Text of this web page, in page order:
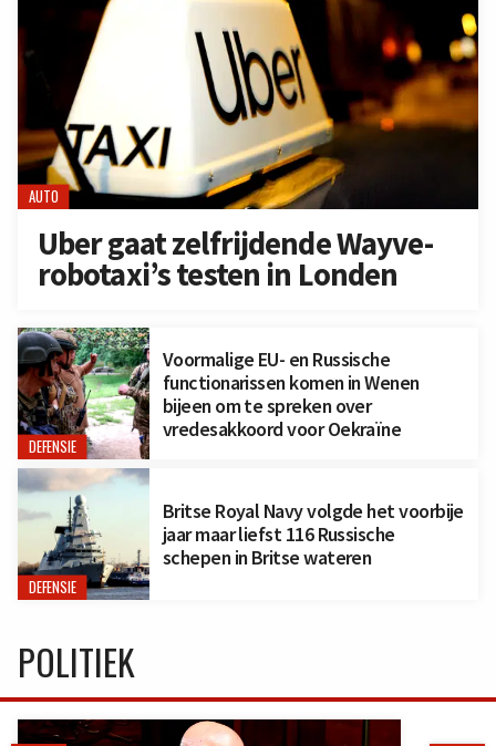
AUTO
Uber gaat zelfrijdende Wayve-
robotaxi’s testen in Londen
DEFENSIE
Voormalige EU- en Russische
functionarissen komen in Wenen
bijeen om te spreken over
vredesakkoord voor Oekraïne
DEFENSIE
Britse Royal Navy volgde het voorbije
jaar maar liefst 116 Russische
schepen in Britse wateren
POLITIEK